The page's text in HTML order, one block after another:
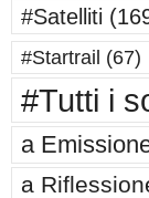
#Satelliti
#Startrail (67)
#Tutti i
a
a